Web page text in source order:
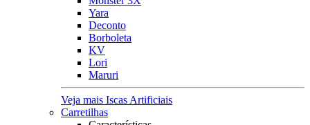
Yara
Deconto
Borboleta
KV
Lori
Maruri
Veja mais Iscas Artificiais
Carretilhas